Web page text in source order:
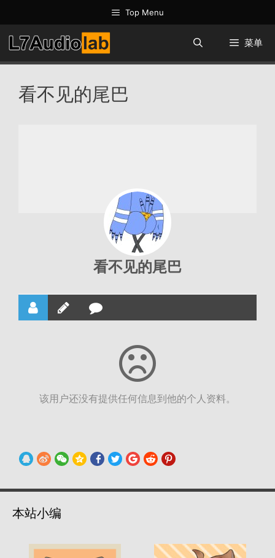
至
内
容
Top Menu
菜单
看不见的尾巴
看不见的尾巴
该用户还没有提供任何信息到他的个人资料。
本站小编